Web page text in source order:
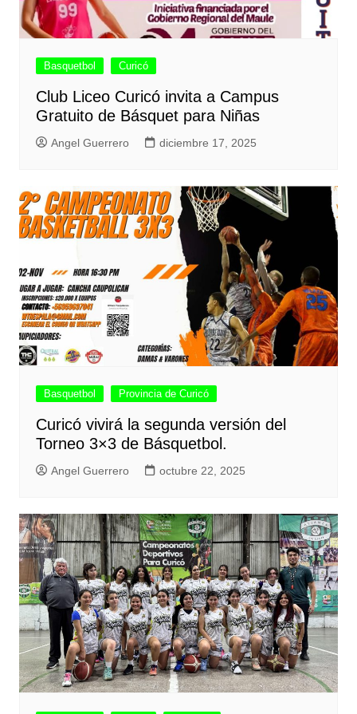
Basquetbol Curicó
Club Liceo Curicó invita a Campus
Gratuito de Básquet para Niñas
Angel Guerrero diciembre 17, 2025
Basquetbol Provincia de Curicó
Curicó vivirá la segunda versión del
Torneo 3×3 de Básquetbol.
Angel Guerrero octubre 22, 2025